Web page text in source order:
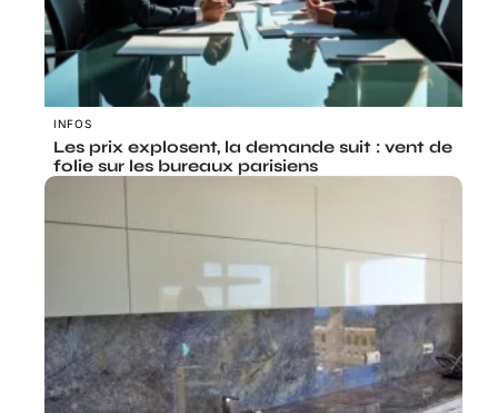
INFOS
Les prix explosent, la demande suit : vent de
folie sur les bureaux parisiens